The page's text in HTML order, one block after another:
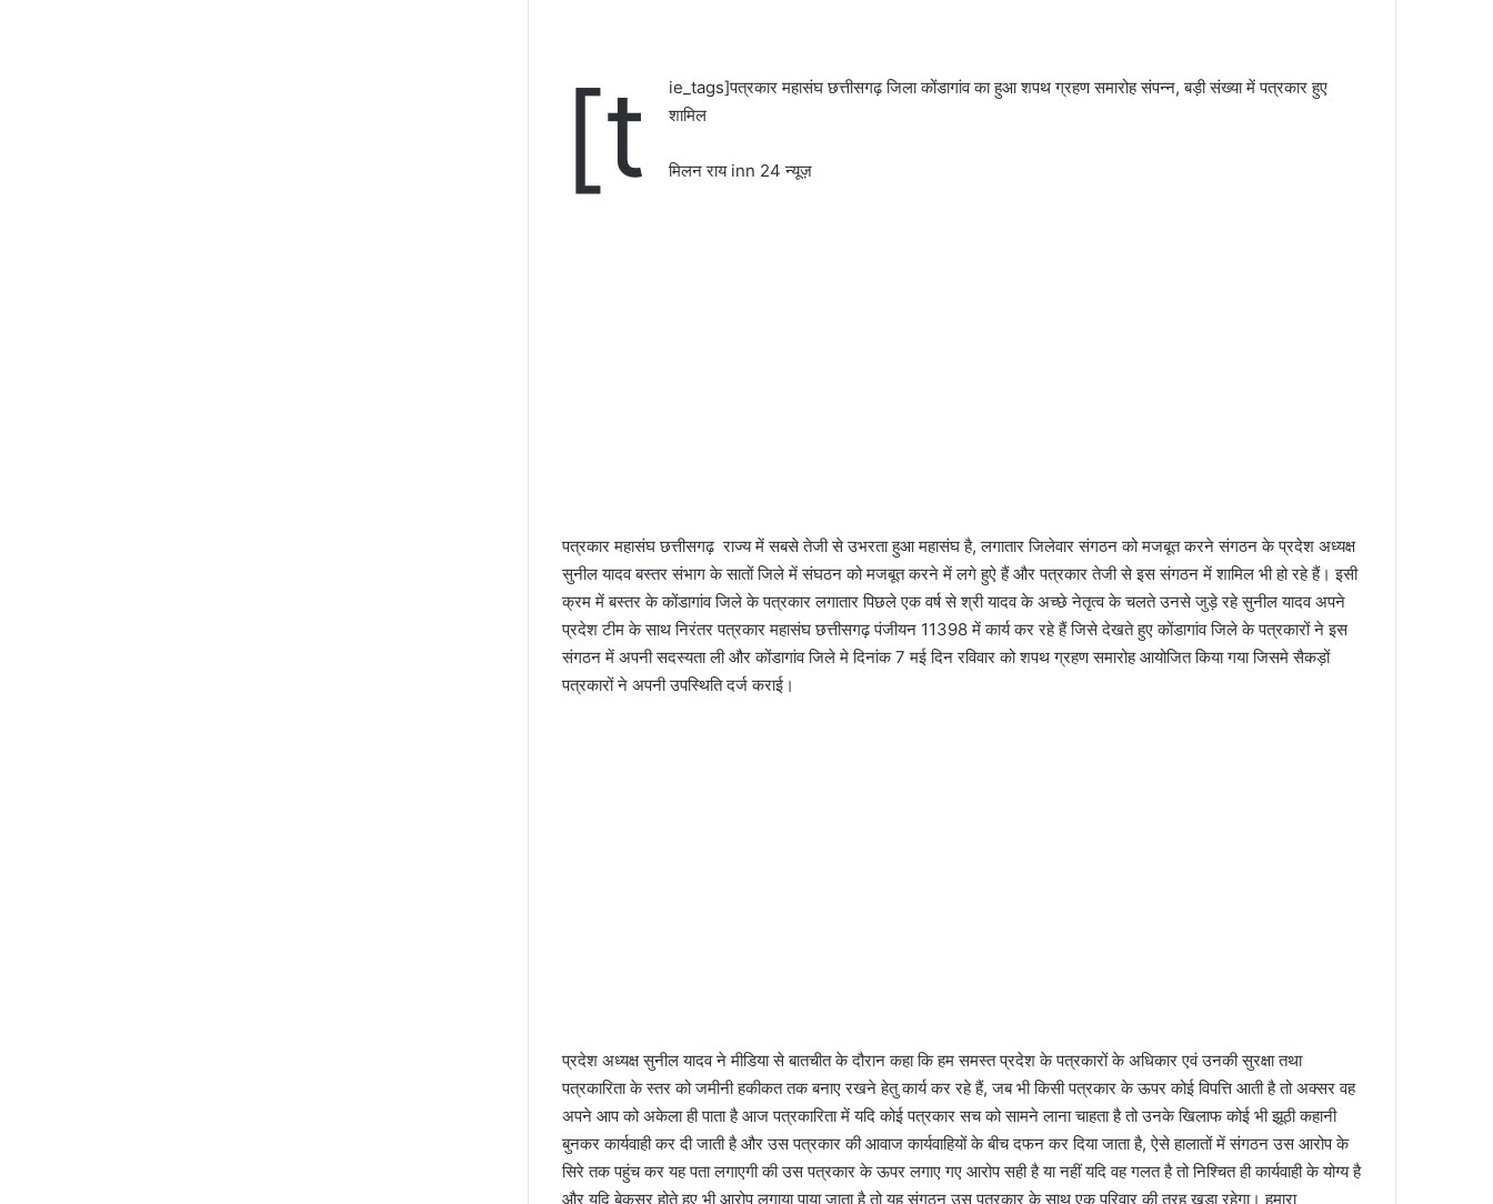
[t
ie_tags]पत्रकार महासंघ छत्तीसगढ़ जिला कोंडागांव का हुआ शपथ ग्रहण समारोह संपन्न, बड़ी संख्या में पत्रकार हुए
शामिल
मिलन राय inn 24 न्यूज़
पत्रकार महासंघ छत्तीसगढ़ राज्य में सबसे तेजी से उभरता हुआ महासंघ है, लगातार जिलेवार संगठन को मजबूत करने संगठन के प्रदेश अध्यक्ष
सुनील यादव बस्तर संभाग के सातों जिले में संघठन को मजबूत करने में लगे हुऐ हैं और पत्रकार तेजी से इस संगठन में शामिल भी हो रहे हैं। इसी
क्रम में बस्तर के कोंडागांव जिले के पत्रकार लगातार पिछले एक वर्ष से श्री यादव के अच्छे नेतृत्व के चलते उनसे जुड़े रहे सुनील यादव अपने
प्रदेश टीम के साथ निरंतर पत्रकार महासंघ छत्तीसगढ़ पंजीयन 11398 में कार्य कर रहे हैं जिसे देखते हुए कोंडागांव जिले के पत्रकारों ने इस
संगठन में अपनी सदस्यता ली और कोंडागांव जिले मे दिनांक 7 मई दिन रविवार को शपथ ग्रहण समारोह आयोजित किया गया जिसमे सैकड़ों
पत्रकारों ने अपनी उपस्थिति दर्ज कराई।
प्रदेश अध्यक्ष सुनील यादव ने मीडिया से बातचीत के दौरान कहा कि हम समस्त प्रदेश के पत्रकारों के अधिकार एवं उनकी सुरक्षा तथा
पत्रकारिता के स्तर को जमीनी हकीकत तक बनाए रखने हेतु कार्य कर रहे हैं, जब भी किसी पत्रकार के ऊपर कोई विपत्ति आती है तो अक्सर वह
अपने आप को अकेला ही पाता है आज पत्रकारिता में यदि कोई पत्रकार सच को सामने लाना चाहता है तो उनके खिलाफ कोई भी झूठी कहानी
बुनकर कार्यवाही कर दी जाती है और उस पत्रकार की आवाज कार्यवाहियों के बीच दफन कर दिया जाता है, ऐसे हालातों में संगठन उस आरोप के
सिरे तक पहुंच कर यह पता लगाएगी की उस पत्रकार के ऊपर लगाए गए आरोप सही है या नहीं यदि वह गलत है तो निश्चित ही कार्यवाही के योग्य है
और यदि बेकसूर होते हुए भी आरोप लगाया पाया जाता है तो यह संगठन उस पत्रकार के साथ एक परिवार की तरह खड़ा रहेगा। हमारा